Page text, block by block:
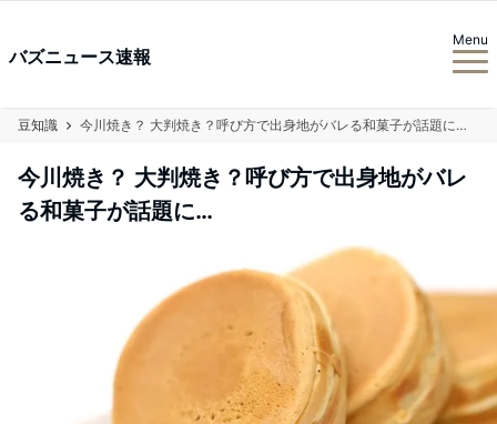
バズニュース速報
Menu
豆知識 今川焼き？ 大判焼き？呼び方で出身地がバレる和菓子が話題に…
今川焼き？ 大判焼き？呼び方で出身地がバレ
る和菓子が話題に…